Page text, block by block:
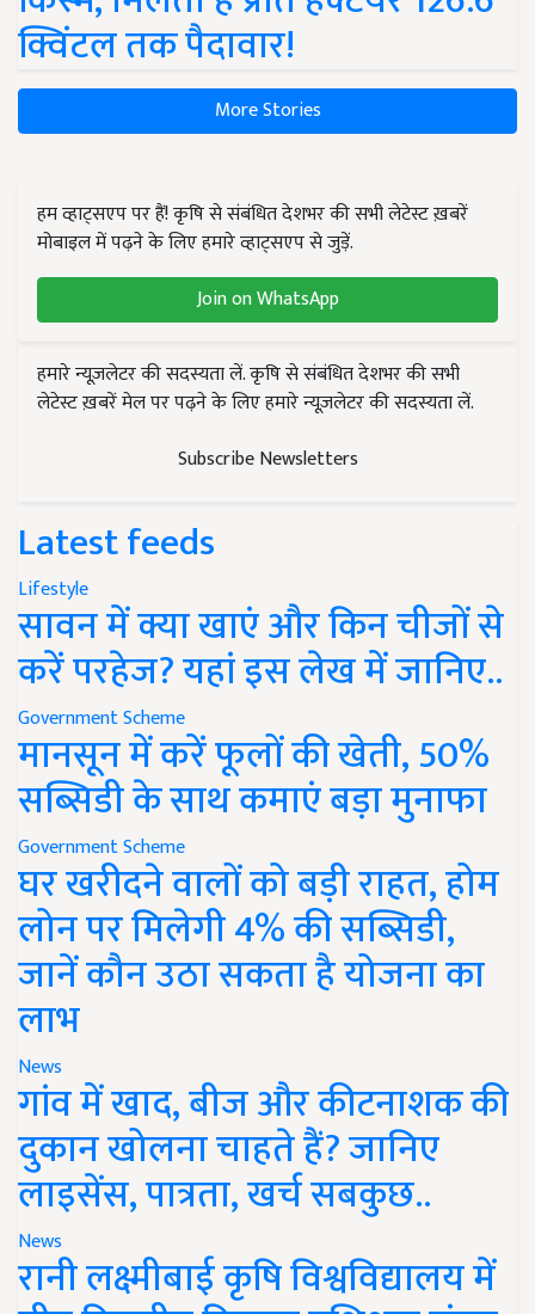
क्विंटल तक पैदावार!
More Stories
हम व्हाट्सएप पर हैं! कृषि से संबंधित देशभर की सभी लेटेस्ट ख़बरें
मोबाइल में पढ़ने के लिए हमारे व्हाट्सएप से जुड़ें.
Join on WhatsApp
हमारे न्यूज़लेटर की सदस्यता लें. कृषि से संबंधित देशभर की सभी
लेटेस्ट ख़बरें मेल पर पढ़ने के लिए हमारे न्यूज़लेटर की सदस्यता लें.
Subscribe Newsletters
Latest feeds
Lifestyle
सावन में क्या खाएं और किन चीजों से
करें परहेज? यहां इस लेख में जानिए..
Government Scheme
मानसून में करें फूलों की खेती, 50%
सब्सिडी के साथ कमाएं बड़ा मुनाफा
Government Scheme
घर खरीदने वालों को बड़ी राहत, होम
लोन पर मिलेगी 4% की सब्सिडी,
जानें कौन उठा सकता है योजना का
लाभ
News
गांव में खाद, बीज और कीटनाशक की
दुकान खोलना चाहते हैं? जानिए
लाइसेंस, पात्रता, खर्च सबकुछ..
News
रानी लक्ष्मीबाई कृषि विश्वविद्यालय में